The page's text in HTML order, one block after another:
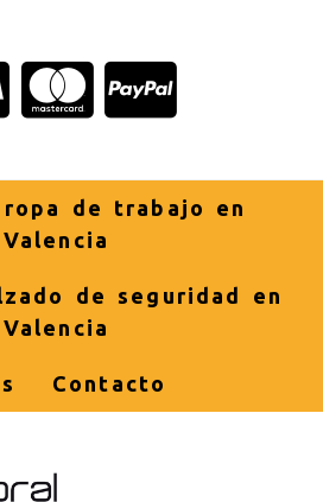
de trabajo en
Valencia
de seguridad en
Valencia
Contacto